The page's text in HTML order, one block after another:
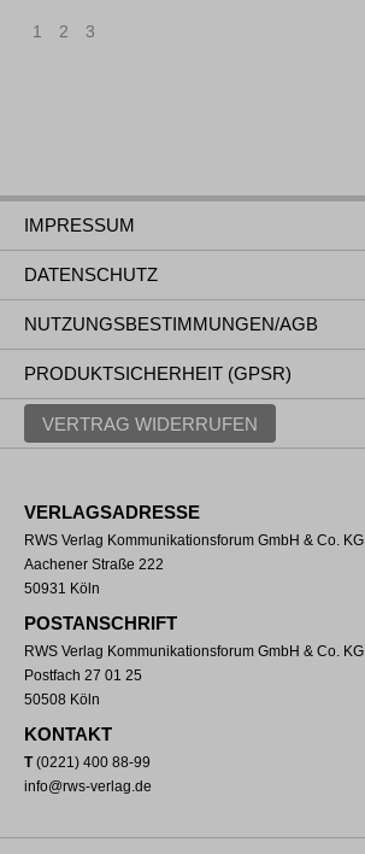
1 2 3
IMPRESSUM
DATENSCHUTZ
NUTZUNGSBESTIMMUNGEN/AGB
PRODUKTSICHERHEIT (GPSR)
VERTRAG WIDERRUFEN
VERLAGSADRESSE
RWS Verlag Kommunikationsforum GmbH & Co. KG
Aachener Straße 222
50931 Köln
POSTANSCHRIFT
RWS Verlag Kommunikationsforum GmbH & Co. KG
Postfach 27 01 25
50508 Köln
KONTAKT
T(0221) 400 88-99
info@rws-verlag.de